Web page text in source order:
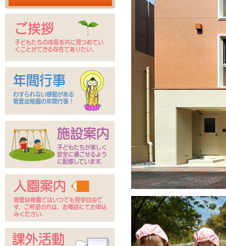
ご挨拶
子どもたちの成長を共に見つめてい
くことができる存在でありたい。
年間行事
わすられない感動がある
敬愛幼稚園の年間行事！
施設案内
子どもたちが楽しく
安全に過ごせるよう
に配慮しています。
入園案内
敬愛幼稚園ではいつでも見学自由で
す。ご希望の方は、お電話にてお申込
みください。
課外活動